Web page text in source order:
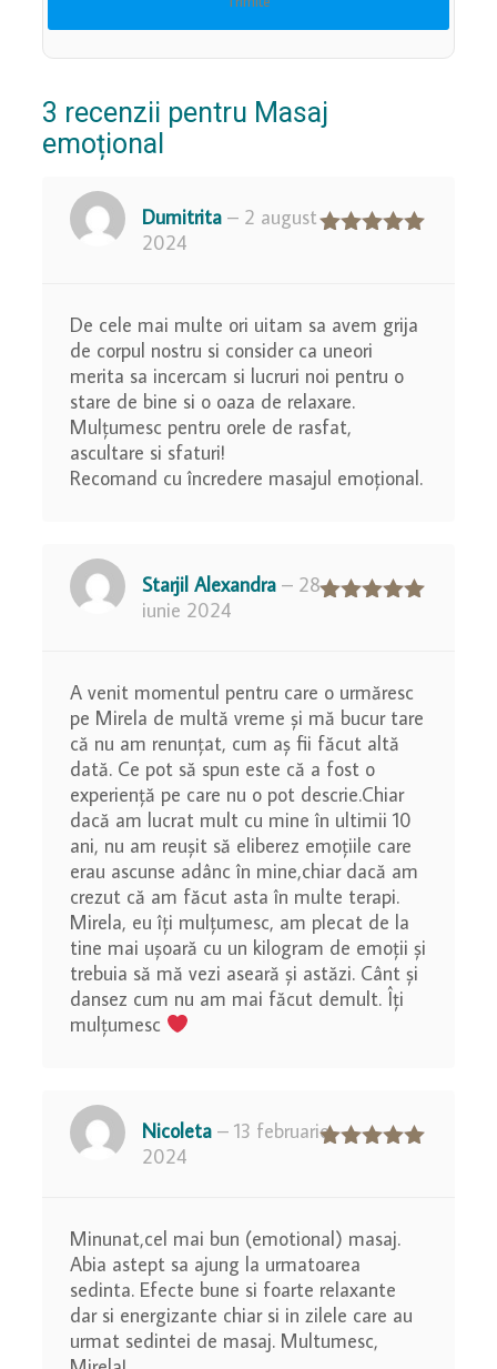
3 recenzii pentru Masaj
emoțional
Dumitrita – 2 august
2024
De cele mai multe ori uitam sa avem grija
de corpul nostru si consider ca uneori
merita sa incercam si lucruri noi pentru o
stare de bine si o oaza de relaxare.
Mulțumesc pentru orele de rasfat,
ascultare si sfaturi!
Recomand cu încredere masajul emoțional.
Starjil Alexandra – 28
iunie 2024
A venit momentul pentru care o urmăresc
pe Mirela de multă vreme și mă bucur tare
că nu am renunțat, cum aș fii făcut altă
dată. Ce pot să spun este că a fost o
experiență pe care nu o pot descrie.Chiar
dacă am lucrat mult cu mine în ultimii 10
ani, nu am reușit să eliberez emoțiile care
erau ascunse adânc în mine,chiar dacă am
crezut că am făcut asta în multe terapi.
Mirela, eu îți mulțumesc, am plecat de la
tine mai ușoară cu un kilogram de emoții și
trebuia să mă vezi aseară și astăzi. Cânt și
dansez cum nu am mai făcut demult. Îți
mulțumesc
Nicoleta – 13 februarie
2024
Minunat,cel mai bun (emotional) masaj.
Abia astept sa ajung la urmatoarea
sedinta. Efecte bune si foarte relaxante
dar si energizante chiar si in zilele care au
urmat sedintei de masaj. Multumesc,